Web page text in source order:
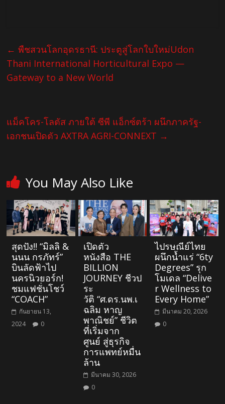
← พืชสวนโลกอุดรธานี: ประตูสู่โลกใบใหม่Udon
Thani International Horticultural Expo —
Gateway to a New World
แม็คโคร-โลตัส ภายใต้ ซีพี แอ็กซ์ตร้า ผนึกภาครัฐ-
เอกชนเปิดตัว AXTRA AGRI-CONNEXT →
You May Also Like
สุดปัง!! “มิลลิ &
นนน กรภัทร์”
บินลัดฟ้าไป
นครนิวยอร์ก!
ชมแฟชั่นโชว์
“COACH”
กันยายน 13,
2024
0
เปิดตัว
หนังสือ THE
BILLION
JOURNEY ชีวป
ระ
วัติ “ศ.ดร.นพ.เ
ฉลิม หาญ
พาณิชย์” ชีวิต
ที่เริ่มจาก
ศูนย์ สู่ธุรกิจ
การแพทย์หมื่น
ล้าน
มีนาคม 30, 2026
0
ไปรษณีย์ไทย
ผนึกน้ำแร่ “6ty
Degrees” รุก
โมเดล “Delive
r Wellness to
Every Home”
มีนาคม 20, 2026
0